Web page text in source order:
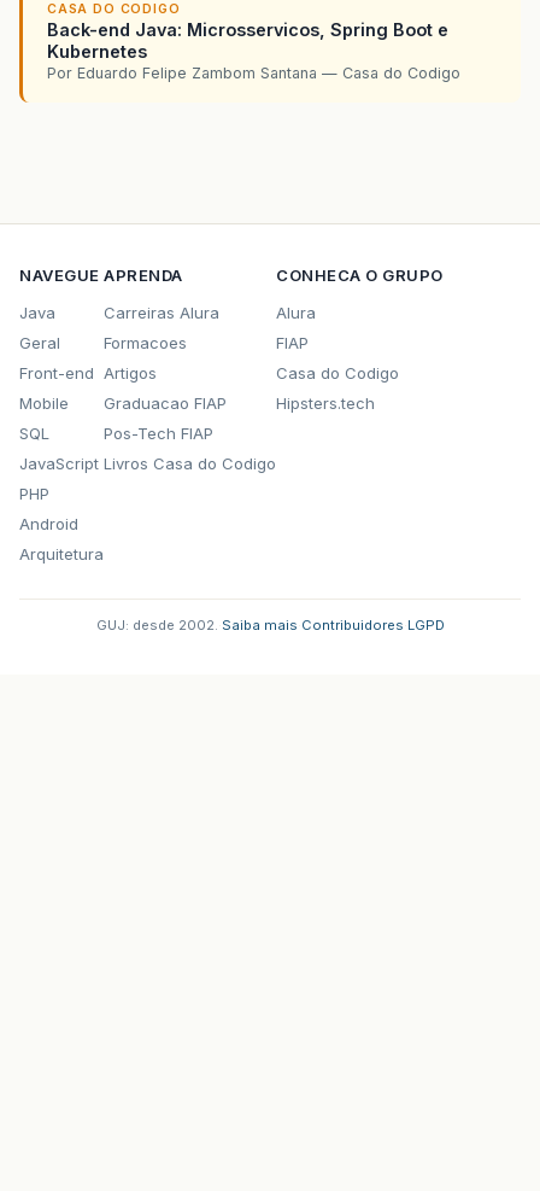
CASA DO CODIGO
Back-end Java: Microsservicos, Spring Boot e
Kubernetes
Por Eduardo Felipe Zambom Santana — Casa do Codigo
NAVEGUE
Java
Geral
Front-end
Mobile
SQL
JavaScript
PHP
Android
Arquitetura
APRENDA
Carreiras Alura
Formacoes
Artigos
Graduacao FIAP
Pos-Tech FIAP
Livros Casa do Codigo
CONHECA O GRUPO
Alura
FIAP
Casa do Codigo
Hipsters.tech
GUJ: desde 2002. Saiba mais Contribuidores LGPD